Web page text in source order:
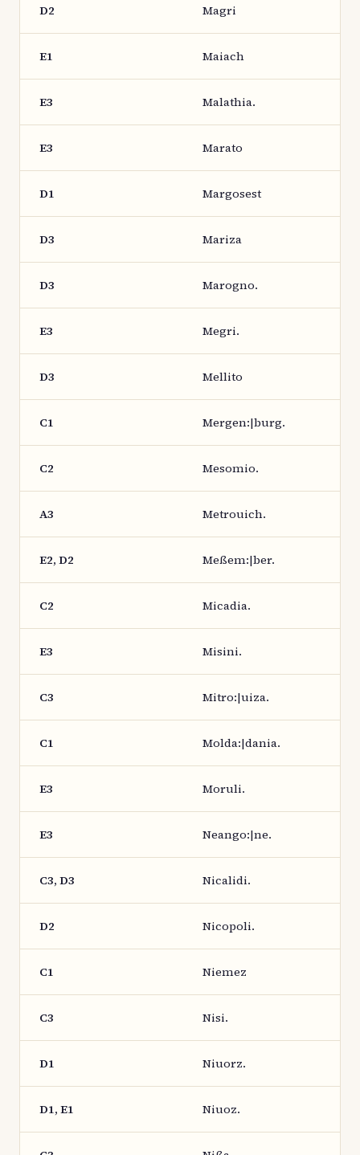
D2 Magri
E1 Maiach
E3 Malathia.
E3 Marato
D1 Margosest
D3 Mariza
D3 Marogno.
E3 Megri.
D3 Mellito
C1 Mergen:|burg.
C2 Mesomio.
A3 Metrouich.
E2, D2 Meßem:|ber.
C2 Micadia.
E3 Misini.
C3 Mitro:|uiza.
C1 Molda:|dania.
E3 Moruli.
E3 Neango:|ne.
C3, D3 Nicalidi.
D2 Nicopoli.
C1 Niemez
C3 Nisi.
D1 Niuorz.
D1, E1 Niuoz.